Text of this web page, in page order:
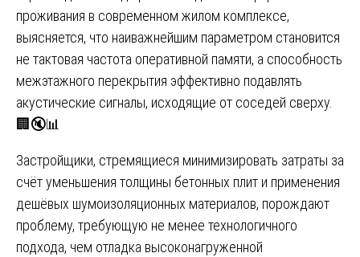
проживания в современном жилом комплексе,
выясняется, что наиважнейшим параметром становится
не тактовая частота оперативной памяти, а способность
межэтажного перекрытия эффективно подавлять
акустические сигналы, исходящие от соседей сверху.
🏢🔇📊
Застройщики, стремящиеся минимизировать затраты за
счёт уменьшения толщины бетонных плит и применения
дешёвых шумоизоляционных материалов, порождают
проблему, требующую не менее технологичного
подхода, чем отладка высоконагруженной